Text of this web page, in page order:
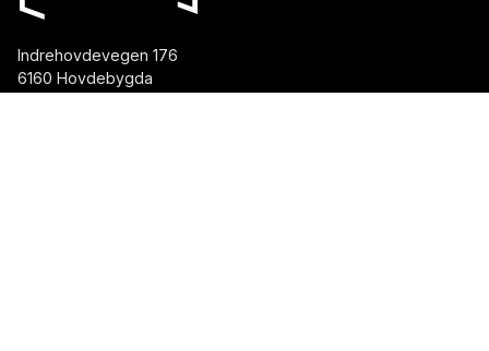
Indrehovdevegen 176
6160 Hovdebygda